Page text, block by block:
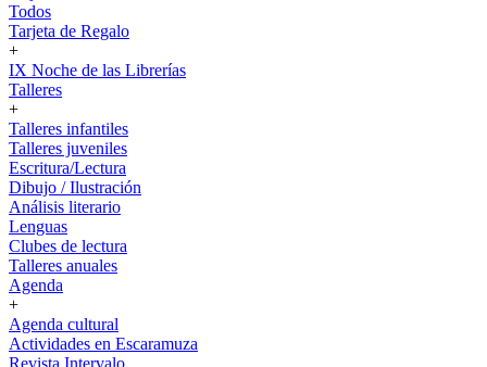
Todos
Tarjeta de Regalo
+
IX Noche de las Librerías
Talleres
+
Talleres infantiles
Talleres juveniles
Escritura/Lectura
Dibujo / Ilustración
Análisis literario
Lenguas
Clubes de lectura
Talleres anuales
Agenda
+
Agenda cultural
Actividades en Escaramuza
Revista Intervalo